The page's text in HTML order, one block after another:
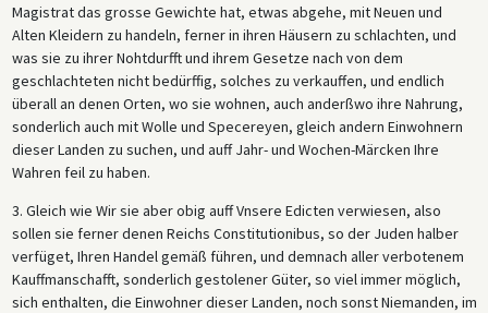
Magistrat das grosse Gewichte hat, etwas abgehe, mit Neuen und
Alten Kleidern zu handeln, ferner in ihren Häusern zu schlachten, und
was sie zu ihrer Nohtdurfft und ihrem Gesetze nach von dem
geschlachteten nicht bedürffig, solches zu verkauffen, und endlich
überall an denen Orten, wo sie wohnen, auch anderßwo ihre Nahrung,
sonderlich auch mit Wolle und Specereyen, gleich andern Einwohnern
dieser Landen zu suchen, und auff Jahr- und Wochen-Märcken Ihre
Wahren feil zu haben.
3. Gleich wie Wir sie aber obig auff Vnsere Edicten verwiesen, also
sollen sie ferner denen Reichs Constitutionibus, so der Juden halber
verfüget, Ihren Handel gemäß führen, und demnach aller verbotenem
Kauffmanschafft, sonderlich gestolener Güter, so viel immer möglich,
sich enthalten, die Einwohner dieser Landen, noch sonst Niemanden, im